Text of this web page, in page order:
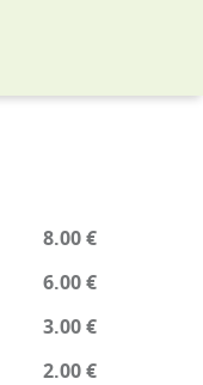
8.00 €
6.00 €
3.00 €
2.00 €